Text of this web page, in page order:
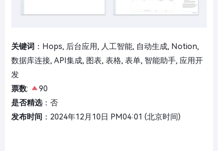
关键词 ：Hops, 后台应用, 人工智能, 自动生成, Notion,
数据库连接, API集成, 图表, 表格, 表单, 智能助手, 应用开
发
票数:
90
是否精选：否
发布时间 ：2024年12月10日 PM04:01 (北京时间)